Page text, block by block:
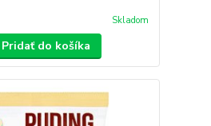
Skladom
Pridať do košíka